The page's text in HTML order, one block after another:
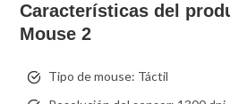
Características del
Mouse 2
Tipo de mouse: Táctil